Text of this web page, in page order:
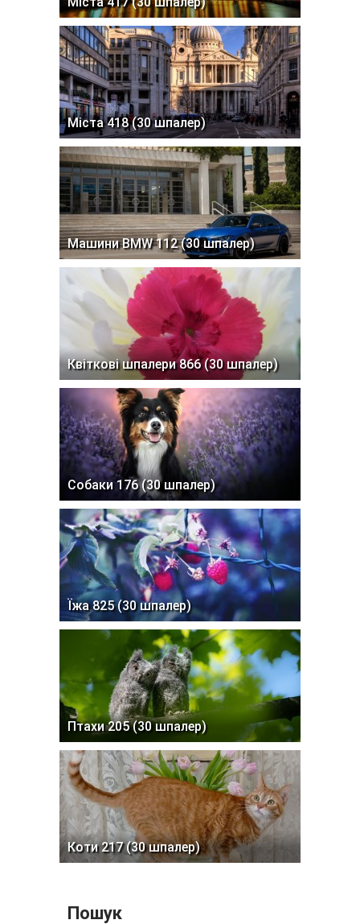
Міста 418 (30 шпалер)
Машини BMW 112 (30 шпалер)
Квіткові шпалери 866 (30 шпалер)
Собаки 176 (30 шпалер)
Їжа 825 (30 шпалер)
Птахи 205 (30 шпалер)
Коти 217 (30 шпалер)
Пошук